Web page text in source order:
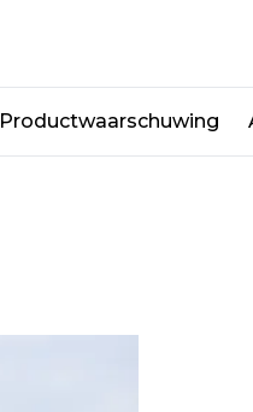
Productwaarschuwing